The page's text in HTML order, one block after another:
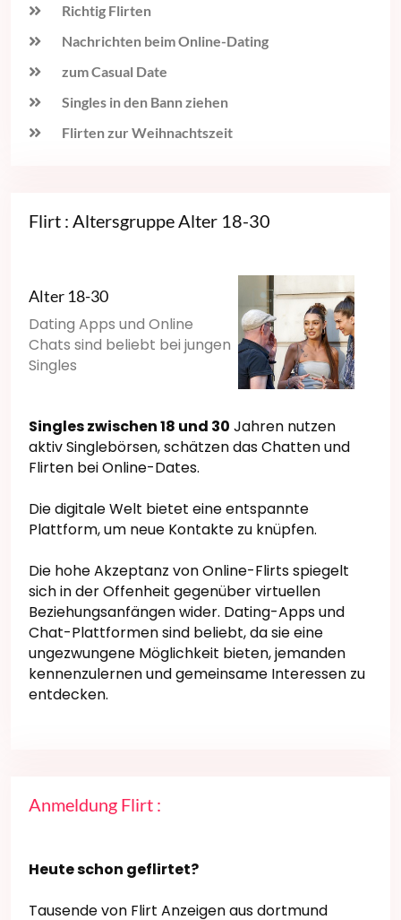
Richtig Flirten
Nachrichten beim Online-Dating
zum Casual Date
Singles in den Bann ziehen
Flirten zur Weihnachtszeit
Flirt : Altersgruppe Alter 18-30
Alter 18-30
Dating Apps und Online
Chats sind beliebt bei jungen
Singles
Singles zwischen 18 und 30 Jahren nutzen
aktiv Singlebörsen, schätzen das Chatten und
Flirten bei Online-Dates.
Die digitale Welt bietet eine entspannte
Plattform, um neue Kontakte zu knüpfen.
Die hohe Akzeptanz von Online-Flirts spiegelt
sich in der Offenheit gegenüber virtuellen
Beziehungsanfängen wider. Dating-Apps und
Chat-Plattformen sind beliebt, da sie eine
ungezwungene Möglichkeit bieten, jemanden
kennenzulernen und gemeinsame Interessen zu
entdecken.
Anmeldung Flirt :
Heute schon geflirtet?
Tausende von Flirt Anzeigen aus dortmund